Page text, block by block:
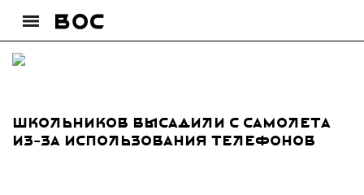
Школьников высадили с самолета
из-за использования телефонов